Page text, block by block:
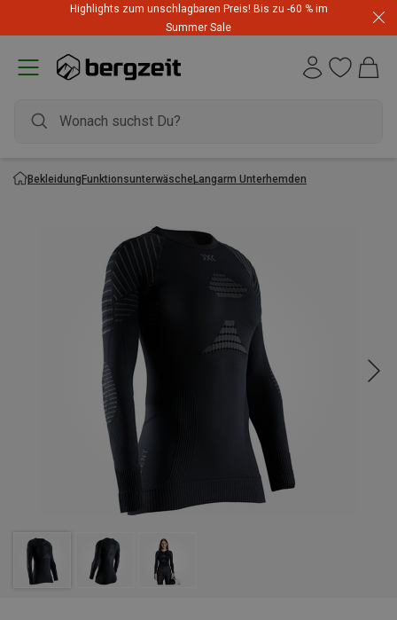
Highlights zum unschlagbaren Preis! Bis zu -60 % im
Summer Sale
BekleidungFunktionsunterwäscheLangarm Unterhemden